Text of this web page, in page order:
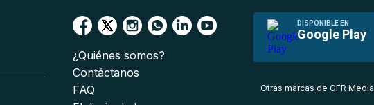
DISPONIBLE EN
Google Play
¿Quiénes somos?
Contáctanos
FAQ
Otras marcas de GFR Media